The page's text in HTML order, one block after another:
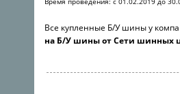
Все купленные Б/У шины у
на Б/У шины от Сети шинных